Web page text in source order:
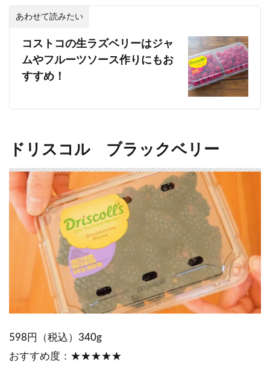
あわせて読みたい
コストコの生ラズベリーはジャ
ムやフルーツソース作りにもお
すすめ！
ドリスコル ブラックベリー
598円（税込）340g
おすすめ度：★★★★★